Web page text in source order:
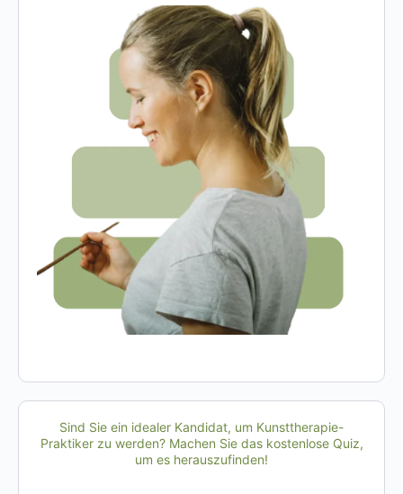
Sind Sie ein idealer Kandidat, um Kunsttherapie-
Praktiker zu werden? Machen Sie das kostenlose Quiz,
um es herauszufinden!